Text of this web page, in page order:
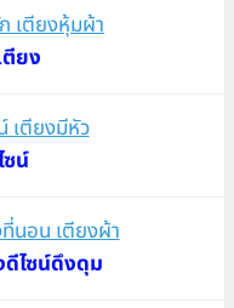
ยง
น์
ไซน์ดึงดุม